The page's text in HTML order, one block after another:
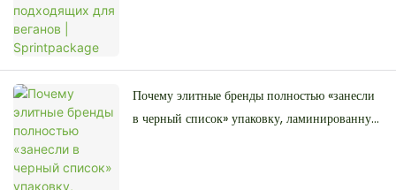
Почему элитные бренды полностью «занесли
в черный список» упаковку, ламинированную